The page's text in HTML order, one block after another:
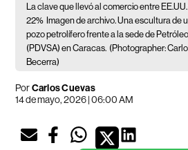
La clave que llevó al comercio entre
22% Imagen de archivo. Una escultura de
pozo petrolífero frente a la sede de
(PDVSA) en Caracas. (Photographer:
Becerra)
PorCarlos Cuevas
14 de mayo, 2026 | 06:00 AM